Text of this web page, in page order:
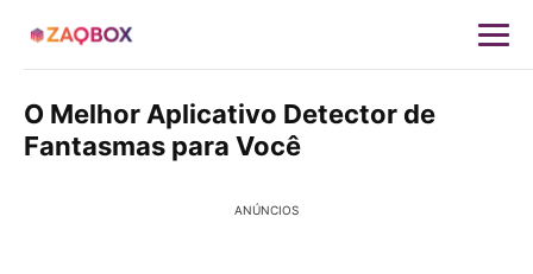
O Melhor Aplicativo Detector de
Fantasmas para Você
ANÚNCIOS